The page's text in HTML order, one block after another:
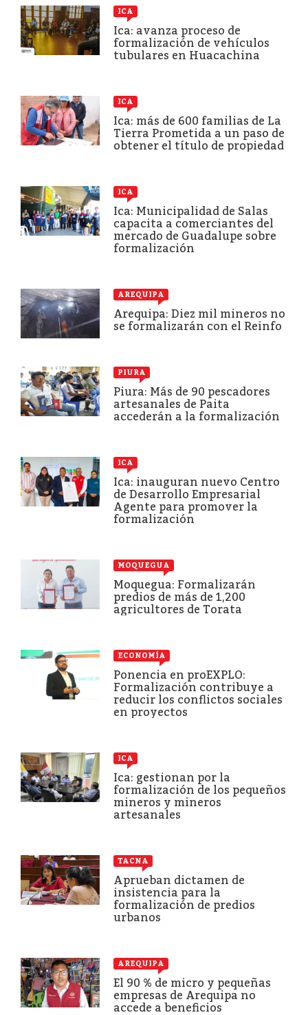
ICA
Ica: avanza proceso de
formalización de vehículos
tubulares en Huacachina
ICA
Ica: más de 600 familias de La
Tierra Prometida a un paso de
obtener el título de propiedad
ICA
Ica: Municipalidad de Salas
capacita a comerciantes del
mercado de Guadalupe sobre
formalización
AREQUIPA
Arequipa: Diez mil mineros no
se formalizarán con el Reinfo
PIURA
Piura: Más de 90 pescadores
artesanales de Paita
accederán a la formalización
ICA
Ica: inauguran nuevo Centro
de Desarrollo Empresarial
Agente para promover la
formalización
MOQUEGUA
Moquegua: Formalizarán
predios de más de 1,200
agricultores de Torata
ECONOMÍA
Ponencia en proEXPLO:
Formalización contribuye a
reducir los conflictos sociales
en proyectos
ICA
Ica: gestionan por la
formalización de los pequeños
mineros y mineros
artesanales
TACNA
Aprueban dictamen de
insistencia para la
formalización de predios
urbanos
AREQUIPA
El 90 % de micro y pequeñas
empresas de Arequipa no
accede a beneficios